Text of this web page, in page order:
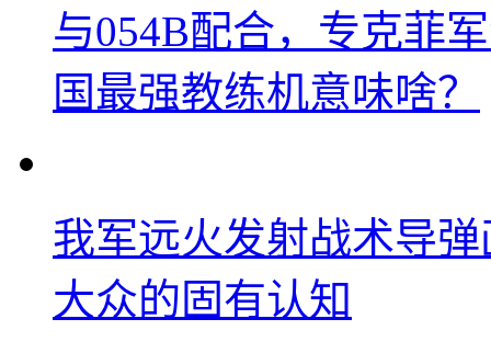
与054B配合，专克菲
国最强教练机意味啥？
我军远火发射战术导
大众的固有认知